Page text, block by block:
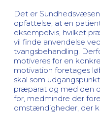
Det er
opfattelse, at en
eksempelvis, hvilket
vil finde anvendelse
tvangsbehandling.
motiveres for en
motivation foretages
skal som
præparat og med den
for, medmindre der
omstændigheder, der